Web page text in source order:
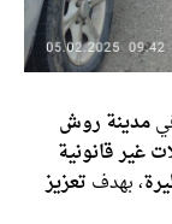
مدينة روش
غير قانونية
، بهدف تعزيز